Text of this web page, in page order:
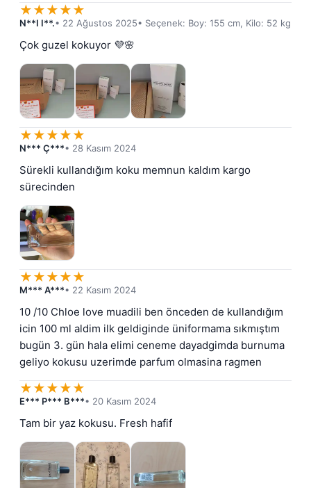
★★★★★
N**I I**.• 22 Ağustos 2025• Seçenek: Boy: 155 cm, Kilo: 52 kg
Çok guzel kokuyor 💜🌸
★★★★★
N*** Ç***• 28 Kasım 2024
Sürekli kullandığım koku memnun kaldım kargo
sürecinden
★★★★★
M*** A***• 22 Kasım 2024
10 /10 Chloe love muadili ben önceden de kullandığım
icin 100 ml aldim ilk geldiginde üniformama sıkmıştım
bugün 3. gün hala elimi ceneme dayadgimda burnuma
geliyo kokusu uzerimde parfum olmasina ragmen
★★★★★
E*** P*** B***• 20 Kasım 2024
Tam bir yaz kokusu. Fresh hafif